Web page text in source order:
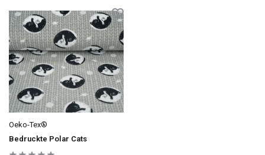
Oeko-Tex®
Bedruckte Polar Cats